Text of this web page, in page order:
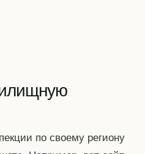
по своему региону